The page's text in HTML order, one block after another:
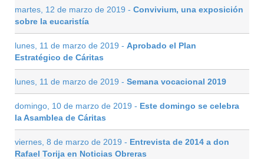
martes, 12 de marzo de 2019 - Convivium, una exposición
sobre la eucaristía
lunes, 11 de marzo de 2019 - Aprobado el Plan
Estratégico de Cáritas
lunes, 11 de marzo de 2019 - Semana vocacional 2019
domingo, 10 de marzo de 2019 - Este domingo se celebra
la Asamblea de Cáritas
viernes, 8 de marzo de 2019 - Entrevista de 2014 a don
Rafael Torija en Noticias Obreras